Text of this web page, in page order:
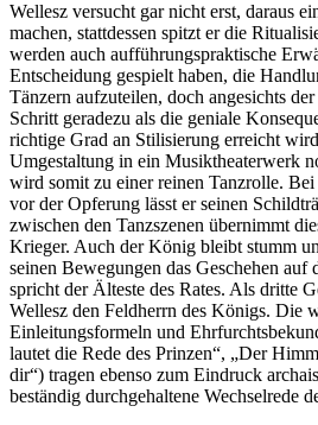
Wellesz versucht gar nicht erst, daraus
machen, stattdessen spitzt er die
werden auch aufführungspraktische
Entscheidung gespielt haben, die
Tänzern aufzuteilen, doch angesichts
Schritt geradezu als die geniale
richtige Grad an Stilisierung erreicht
Umgestaltung in ein Musiktheaterwerk
wird somit zu einer reinen Tanzrolle.
vor der Opferung lässt er seinen
zwischen den Tanzszenen übernimmt
Krieger. Auch der König bleibt stumm
seinen Bewegungen das Geschehen auf
spricht der Älteste des Rates. Als dritte
Wellesz den Feldherrn des Königs. Die
Einleitungsformeln und
lautet die Rede des Prinzen“, „Der
dir“) tragen ebenso zum Eindruck
beständig durchgehaltene Wechselrede